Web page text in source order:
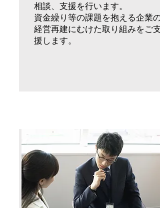
相談、支援を行います。
​資金繰り等の課題を抱える企業の
経営再建にむけた取り組みをご支
援します。